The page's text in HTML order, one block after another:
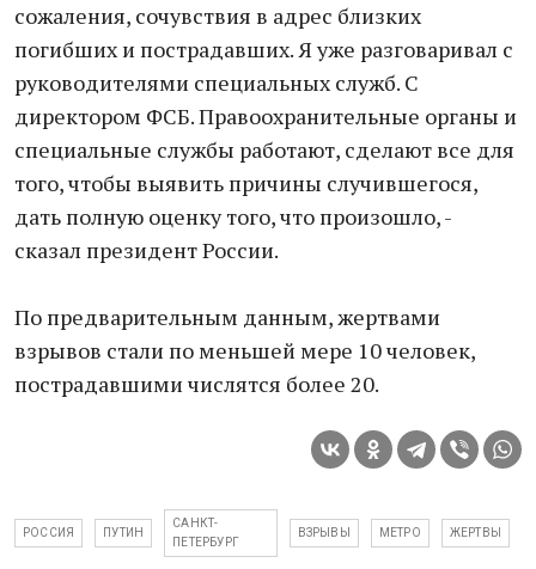
сожаления, сочувствия в адрес близких
погибших и пострадавших. Я уже разговаривал с
руководителями специальных служб. С
директором ФСБ. Правоохранительные органы и
специальные службы работают, сделают все для
того, чтобы выявить причины случившегося,
дать полную оценку того, что произошло, -
сказал президент России.
По предварительным данным, жертвами
взрывов стали по меньшей мере 10 человек,
пострадавшими числятся более 20.
РОССИЯ ПУТИН
САНКТ-
ПЕТЕРБУРГ
ВЗРЫВЫ МЕТРО ЖЕРТВЫ